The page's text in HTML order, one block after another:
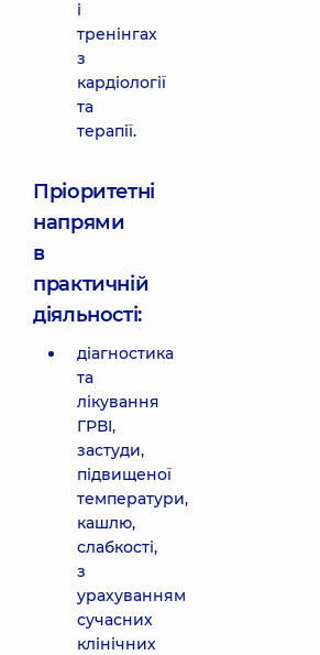
і
тренінгах
з
кардіології
та
терапії.
Пріоритетні
напрями
в
практичній
діяльності:
діагностика
та
лікування
ГРВІ,
застуди,
підвищеної
температури,
кашлю,
слабкості,
з
урахуванням
сучасних
клінічних